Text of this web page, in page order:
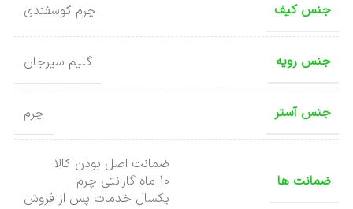
جنس کیف چرم گوسفندی
جنس رویه گلیم سیرجان
جنس آستر چرم
ضمانت ها
ضمانت اصل بودن کالا
10 ماه گارانتی چرم
یکسال خدمات پس از فروش